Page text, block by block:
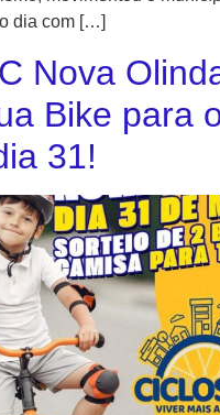
dia com […]
Nova
Bike para
31!